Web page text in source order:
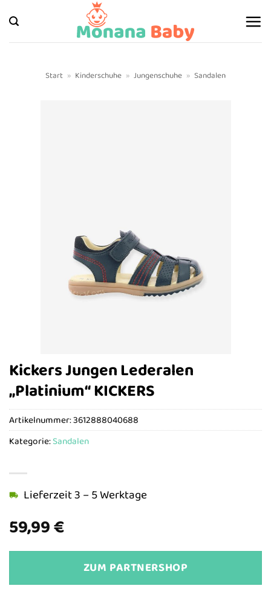
Inhalt
springen
Start » Kinderschuhe » Jungenschuhe » Sandalen
Kickers Jungen Lederalen
„Platinium“ KICKERS
59,99€
Lieferzeit 3 – 5 Werktage
ZUM PARTNERSHOP
Artikelnummer:3612888040688
Kategorie:Sandalen